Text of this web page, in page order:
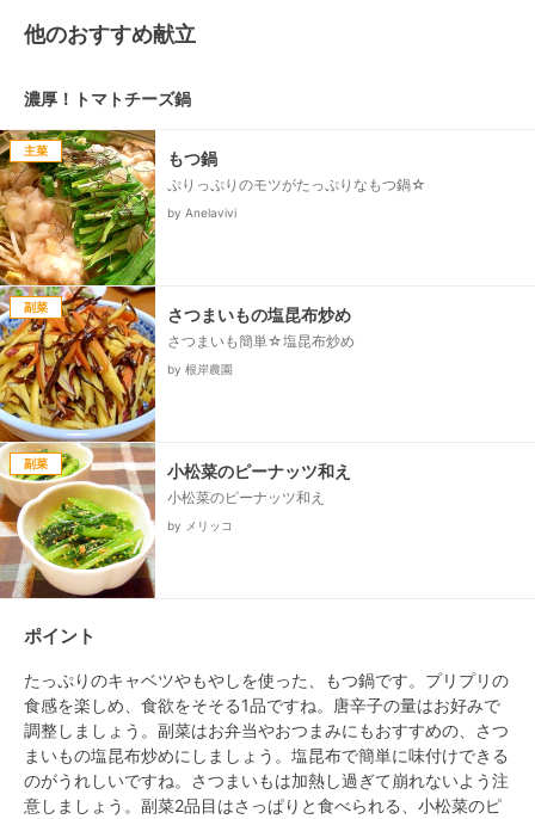
他のおすすめ献立
濃厚！トマトチーズ鍋
主菜 もつ鍋
ぷりっぷりのモツがたっぷりなもつ鍋☆
by Anelavivi
副菜 さつまいもの塩昆布炒め
さつまいも簡単☆塩昆布炒め
by 根岸農園
副菜 小松菜のピーナッツ和え
小松菜のピーナッツ和え
by メリッコ
ポイント
たっぷりのキャベツやもやしを使った、もつ鍋です。プリプリの
食感を楽しめ、食欲をそそる1品ですね。唐辛子の量はお好みで
調整しましょう。副菜はお弁当やおつまみにもおすすめの、さつ
まいもの塩昆布炒めにしましょう。塩昆布で簡単に味付けできる
のがうれしいですね。さつまいもは加熱し過ぎて崩れないよう注
意しましょう。副菜2品目はさっぱりと食べられる、小松菜のピ